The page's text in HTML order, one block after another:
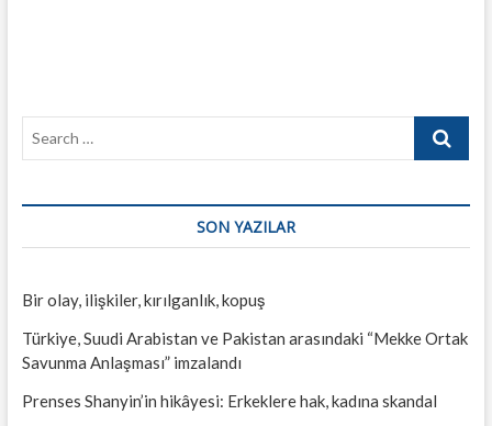
Search
SON YAZILAR
Bir olay, ilişkiler, kırılganlık, kopuş
Türkiye, Suudi Arabistan ve Pakistan arasındaki “Mekke Ortak
Savunma Anlaşması” imzalandı
Prenses Shanyin’in hikâyesi: Erkeklere hak, kadına skandal